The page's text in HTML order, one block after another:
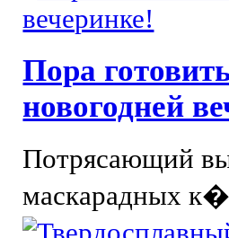
Пора
новогодней
Потрясающий
маскарадных